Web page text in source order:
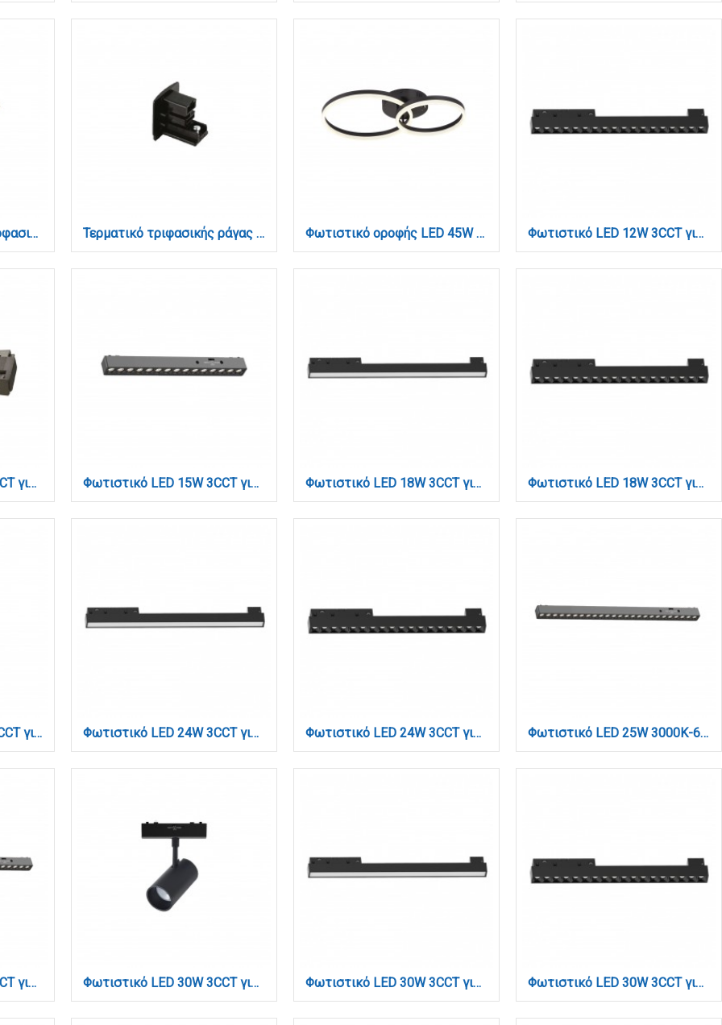
Σύνδεσμος Ευθεία Μονοφασικής Ράγας σε μαύρη απόχρωση (TC1-035-Black) Τερματικό τριφασικής ράγας (TC040-Black) Φωτιστικό οροφής LED 45W 3CCT (by switch on base) D:70cm (6094-B-Black) Φωτιστικό LED 12W 3CCT για μαγνητική ράγα σε μαύρη απόχρωση D:22X2,4X4,3cm (TM0050-Black)
Φωτιστικό LED 12W 3CCT για μαγνητική ράγα σε μαύρη απόχρωση D:34,4X2,2X6,8cm (TM0090-Black) Φωτιστικό LED 15W 3CCT για Ultra-Thin μαγνητική ράγα σε μαύρη απόχρωση D:33,8X2,6X2,4cm (TMU0020-Black) Φωτιστικό LED 18W 3CCT για μαγνητική ράγα σε μαύρη απόχρωση D:32,8X2,2X4,3cm (TM0010-Black) Φωτιστικό LED 18W 3CCT για μαγνητική ράγα σε μαύρη απόχρωση D:32,8X2,2X4,3cm (TM0060-Black)
Φωτιστικό LED 2*9W 3CCT για Ultra-Thin μαγνητική ράγα σε μαύρη απόχρωση D:4,4X16cm (TMU0140-Black) Φωτιστικό LED 24W 3CCT για μαγνητική ράγα σε μαύρη απόχρωση D:43,5X2,2X4,3cm (TM0020-Black) Φωτιστικό LED 24W 3CCT για μαγνητική ράγα σε μαύρη απόχρωση D:43,5X2,2X4,3cm (TM0070-Black) Φωτιστικό LED 25W 3000K-6000K για Ultra-Thin μαγνητική ράγα σε μαύρη απόχρωση by Tuya and Zigbee D:55,5X2,6X2,4cm (TMZ0010-Black)
Φωτιστικό LED 25W 3CCT για Ultra-Thin μαγνητική ράγα σε μαύρη απόχρωση D:55,5X2,6X2,4cm (TMU0030-Black) Φωτιστικό LED 30W 3CCT για Ultra-Thin μαγνητική ράγα σε μαύρη απόχρωση D:7X11,5X21,3cm (TMU0120-Black) Φωτιστικό LED 30W 3CCT για μαγνητική ράγα σε μαύρη απόχρωση D:54,3X2,2X4,3cm (TM0030-Black) Φωτιστικό LED 30W 3CCT για μαγνητική ράγα σε μαύρη απόχρωση D:54,3X2,2X4,3cm (TM0080-Black)